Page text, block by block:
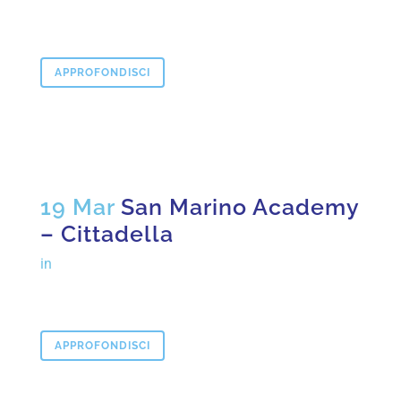
APPROFONDISCI
19 Mar San Marino Academy
– Cittadella
in
APPROFONDISCI